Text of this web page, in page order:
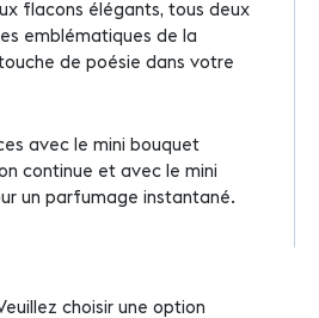
flacons élégants, tous deux
emblématiques de la
de poésie dans votre
avec le mini bouquet
continue et avec le mini
un parfumage instantané.
choisir une option